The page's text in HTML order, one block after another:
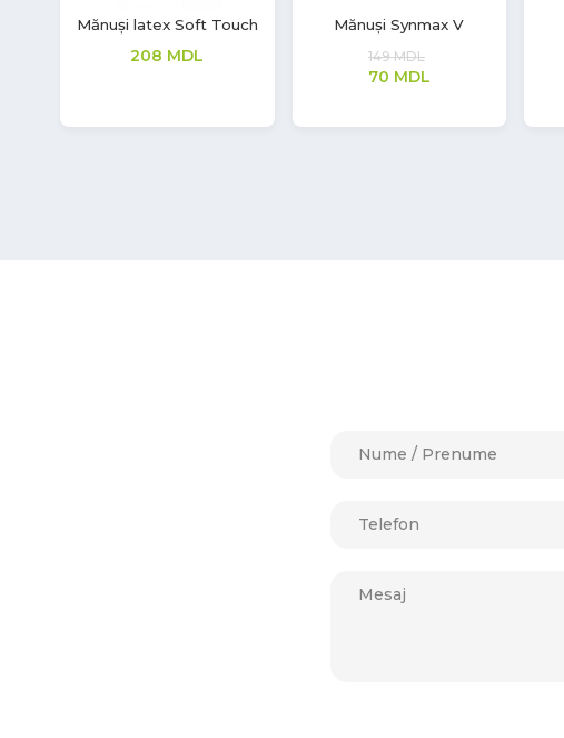
Mănuși nitril Safe Light
129 MDL
Mănuși latex Soft Touch
277MDL